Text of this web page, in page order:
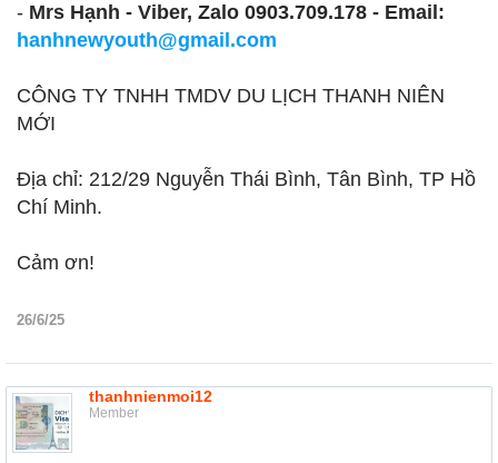
- Mrs Hạnh - Viber, Zalo 0903.709.178 - Email:
hanhnewyouth@gmail.com
CÔNG TY TNHH TMDV DU LỊCH THANH NIÊN
MỚI
Địa chỉ: 212/29 Nguyễn Thái Bình, Tân Bình, TP Hồ
Chí Minh.
Cảm ơn!
26/6/25
thanhnienmoi12
Member